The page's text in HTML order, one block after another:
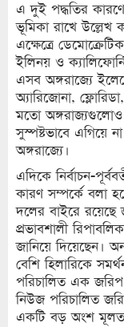
এ দুই পদ্ধতির
ভূমিকা রাখে উল্লেখ
এক্ষেত্রে
ইলিনয় ও
এসব অঙ্গরাজ্যে
অ্যারিজোনা,
মতো
সুস্পষ্টভাবে এগিয়ে
অঙ্গরাজ্যে।
এদিকে নির্বাচন-
কারণ সম্পর্কে বলা
দলের বাইরে
প্রভাবশালী
জানিয়ে দিয়েছেন।
বেশি হিলারিকে
পরিচালিত এক
নিউজ পরিচালিত
একটি বড় অংশ মূলত